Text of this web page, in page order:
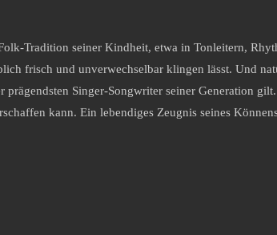
Tradition seiner Kindheit, etwa in Tonleitern,
frisch und unverwechselbar klingen lässt. Und
Singer-Songwriter seiner Generation gilt.
kann. Ein lebendiges Zeugnis seines